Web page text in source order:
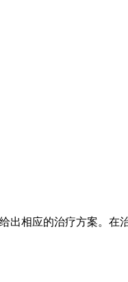
相应的治疗方案。在